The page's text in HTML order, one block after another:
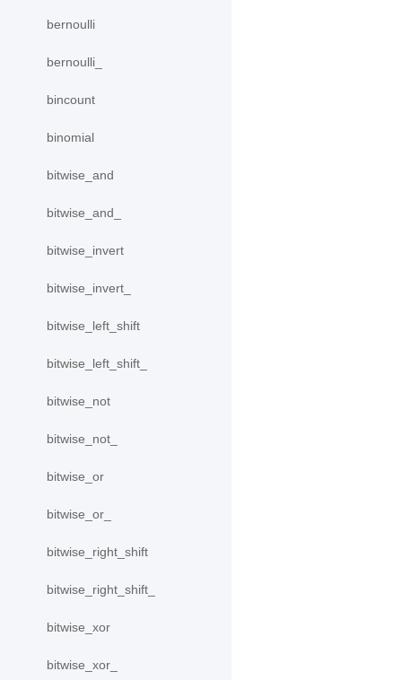
bernoulli
bernoulli_
bincount
binomial
bitwise_and
bitwise_and_
bitwise_invert
bitwise_invert_
bitwise_left_shift
bitwise_left_shift_
bitwise_not
bitwise_not_
bitwise_or
bitwise_or_
bitwise_right_shift
bitwise_right_shift_
bitwise_xor
bitwise_xor_